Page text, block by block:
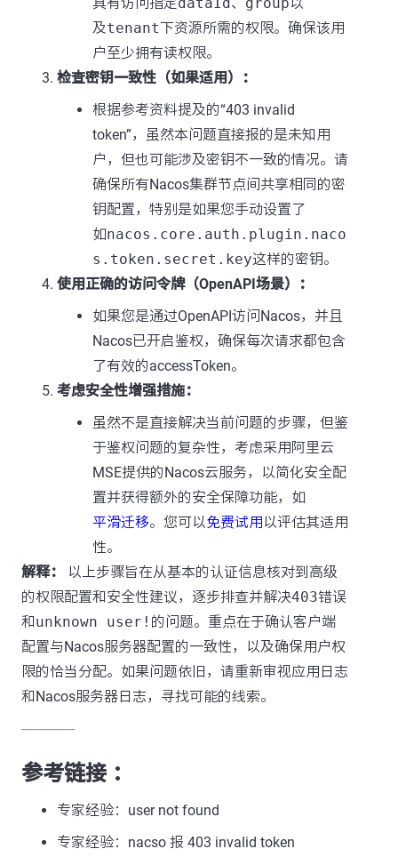
及tenant下资源所需的权限。确保该用
户至少拥有读权限。
检查密钥一致性（如果适用）：
根据参考资料提及的“403 invalid
token”，虽然本问题直接报的是未知用
户，但也可能涉及密钥不一致的情况。请
确保所有Nacos集群节点间共享相同的密
钥配置，特别是如果您手动设置了
如nacos.core.auth.plugin.naco
s.token.secret.key这样的密钥。
使用正确的访问令牌（OpenAPI场景）：
如果您是通过OpenAPI访问Nacos，并且
Nacos已开启鉴权，确保每次请求都包含
了有效的accessToken。
考虑安全性增强措施：
虽然不是直接解决当前问题的步骤，但鉴
于鉴权问题的复杂性，考虑采用阿里云
MSE提供的Nacos云服务，以简化安全配
置并获得额外的安全保障功能，如
平滑迁移。您可以免费试用以评估其适用
性。
解释：
以上步骤旨在从基本的认证信息核对到高级
的权限配置和安全性建议，逐步排查并解决403错误
和unknown user! 的问题。重点在于确认客户端
配置与Nacos服务器配置的一致性，以及确保用户权
限的恰当分配。如果问题依旧，请重新审视应用日志
和Nacos服务器日志，寻找可能的线索。
---------------
参考链接 ：
专家经验：user not found
专家经验：nacso 报 403 invalid token